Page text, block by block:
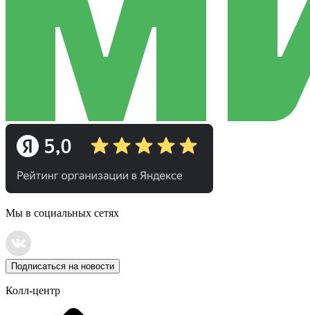
Мы в социальных сетях
Подписаться на новости
Колл-центр